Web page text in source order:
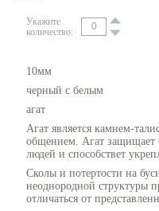
Укажите
количество:
10мм
черный с белым
агат
Агат является камнем-
общением. Агат защищает
людей и способствет
Сколы и потертости на
неоднородной структуры
отличаться от